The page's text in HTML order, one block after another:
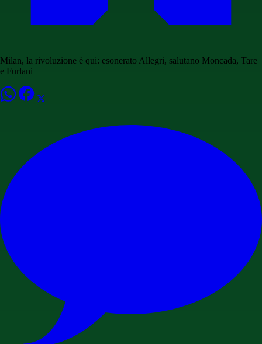
Milan, la rivoluzione è qui: esonerato Allegri, salutano Moncada, Tare
e Furlani